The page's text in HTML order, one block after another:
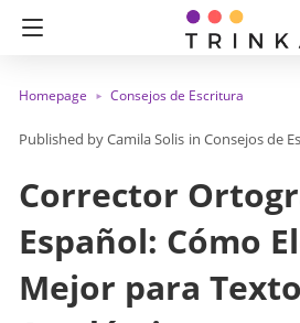
Homepage Consejos de Escritura
Camila Solis in Consejos de
Corrector
Español: Cómo
Mejor para